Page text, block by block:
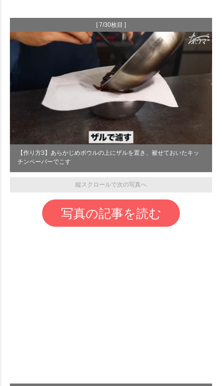
[ 7/30枚目 ]
【作り方3】あらかじめボウルの上にザルを置き、被せておいたキッ
チンペーパーでこす
縦スクロールで次の写真へ
写真の記事を読む